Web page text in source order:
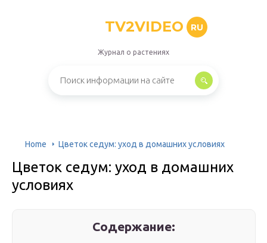
TV2VIDEO RU
Журнал о растениях
Home Цветок седум: уход в домашних условиях
Цветок седум: уход в домашних
условиях
Содержание: